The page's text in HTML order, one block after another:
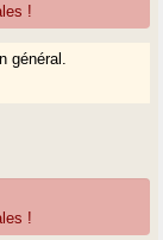
!
général.
!